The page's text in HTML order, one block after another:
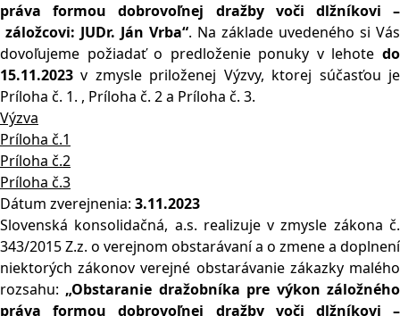
práva formou dobrovoľnej dražby voči dlžníkovi –
záložcovi: JUDr. Ján Vrba“. Na základe uvedeného si Vás
dovoľujeme požiadať o predloženie ponuky v lehote do
15.11.2023 v zmysle priloženej Výzvy, ktorej súčasťou je
Príloha č. 1. , Príloha č. 2 a Príloha č. 3.
Výzva
Príloha č.1
Príloha č.2
Príloha č.3
Dátum zverejnenia: 3.11.2023
Slovenská konsolidačná, a.s. realizuje v zmysle zákona č.
343/2015 Z.z. o verejnom obstarávaní a o zmene a doplnení
niektorých zákonov verejné obstarávanie zákazky malého
rozsahu: „Obstaranie dražobníka pre výkon záložného
práva formou dobrovoľnej dražby voči dlžníkovi –